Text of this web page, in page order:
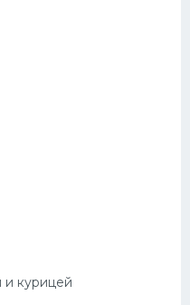
и курицей